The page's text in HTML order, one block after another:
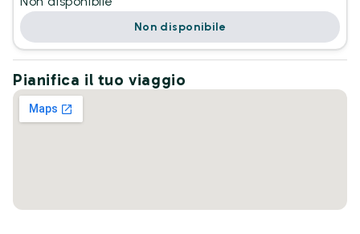
Non disponibile
Pianifica il tuo viaggio